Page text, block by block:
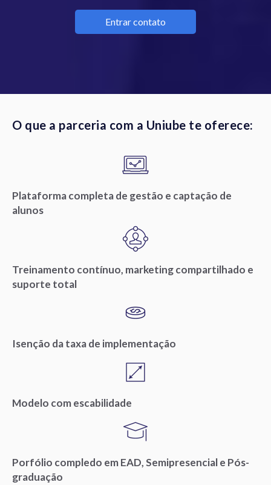
Entrar contato
O que a parceria com a Uniube te oferece:
Plataforma completa de gestão e captação de
alunos
Treinamento contínuo, marketing compartilhado e
suporte total
Isenção da taxa de implementação
Modelo com escabilidade
Porfólio compledo em EAD, Semipresencial e Pós-
graduação